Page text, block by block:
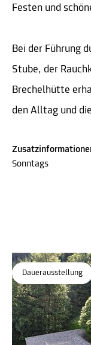
Festen und
Bei der Führung
Stube, der
Brechelhütte
den Alltag und
Sonntags
Dauerausstellung